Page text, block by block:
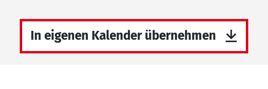
In eigenen Kalender übernehmen